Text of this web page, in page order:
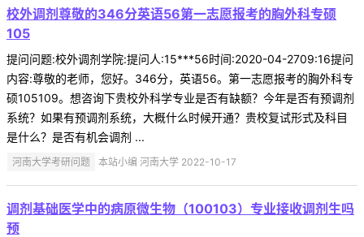
校外调剂尊敬的346分英语56第一志愿报考的胸外科专硕
105
提问问题:校外调剂学院:提问人:15***56时间:2020-04-2709:16提问
内容:尊敬的老师，您好。346分，英语56。第一志愿报考的胸外科专
硕105109。想咨询下贵校外科学专业是否有缺额？今年是否有预调剂
系统？如果有预调剂系统，大概什么时候开通？贵校复试形式及科目
是什么？是否有机会调剂 ...
河南大学考研问题 本站小编 河南大学 2022-10-17
调剂基础医学中的病原微生物（100103）专业接收调剂生吗
预